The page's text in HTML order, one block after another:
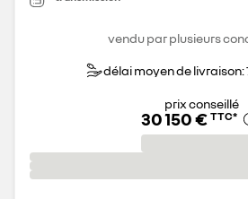
vendu par plusieurs
délai moyen de livraison:
prix conseillé
30 150 € TTC*